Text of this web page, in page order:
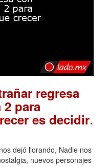
regresa
para
es decidir.
dejó llorando, Nadie nos
nuevos personajes